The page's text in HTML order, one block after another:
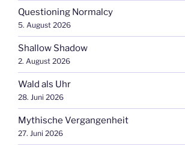
Questioning Normalcy
5. August 2026
Shallow Shadow
2. August 2026
Wald als Uhr
28. Juni 2026
Mythische Vergangenheit
27. Juni 2026